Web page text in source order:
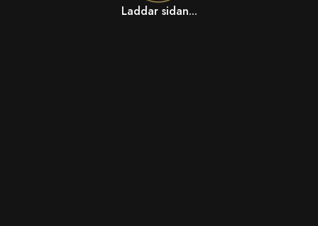
Laddar sidan...